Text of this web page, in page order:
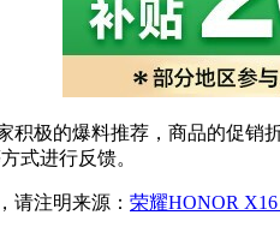
积极的爆料推荐，商品的促销
式进行反馈。
请注明来源： 荣耀HONOR